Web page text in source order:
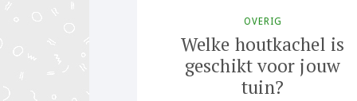
OVERIG
Welke houtkachel is
geschikt voor jouw
tuin?